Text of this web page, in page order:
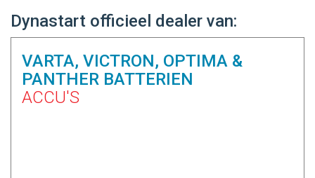
Dynastart officieel dealer van:
VARTA, VICTRON, OPTIMA &
PANTHER BATTERIEN
ACCU'S